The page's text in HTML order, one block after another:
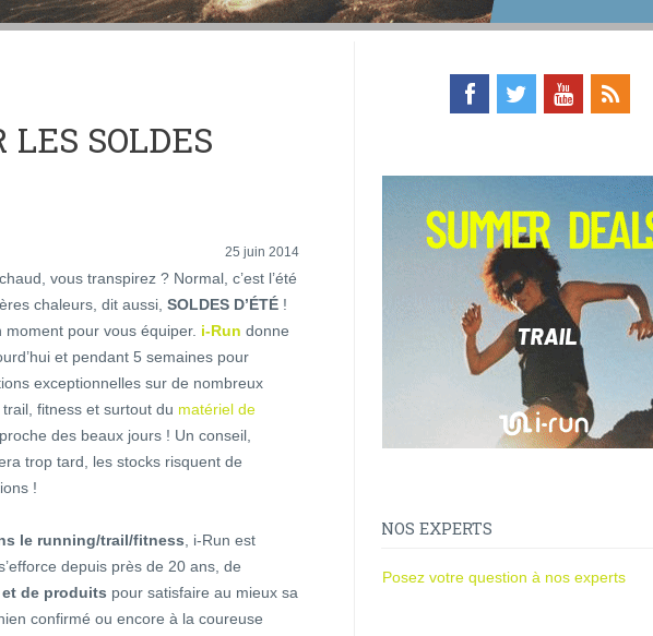
LES SOLDES
25 juin 2014
vous transpirez ? Normal, c’est l’été
chaleurs, dit aussi, SOLDES D’ÉTÉ !
moment pour vous équiper. i-Run donne
et pendant 5 semaines pour
exceptionnelles sur de nombreux
fitness et surtout du matériel de
des beaux jours ! Un conseil,
trop tard, les stocks risquent de
!
le running/trail/fitness , i-Run est
depuis près de 20 ans, de
de produits pour satisfaire au mieux sa
confirmé ou encore à la coureuse
NOS EXPERTS
Posez votre question à nos experts